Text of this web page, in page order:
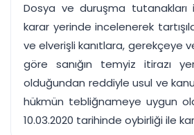
Dosya ve duruşma tutanakları
karar yerinde incelenerek
ve elverişli kanıtlara, gerekçeye
göre sanığın temyiz itirazı
olduğundan reddiyle usul ve
hükmün tebliğnameye uygun
10.03.2020 tarihinde oybirliği ile